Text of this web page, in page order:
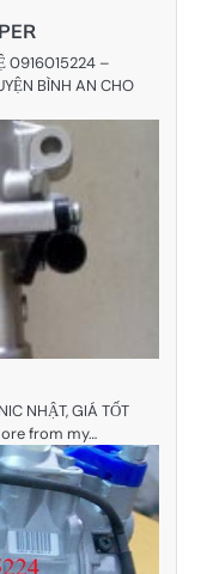
0916015224 –
BÌNH AN CHO
NHẬT, GIÁ TỐT
from my…